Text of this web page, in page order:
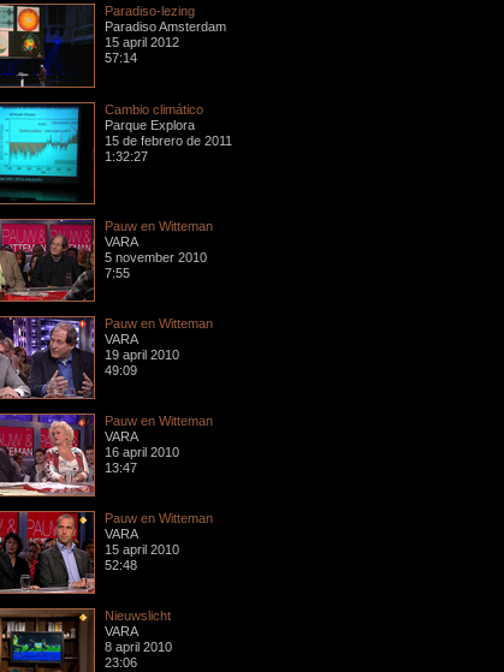
Paradiso-lezing
Paradiso Amsterdam
15 april 2012
57:14
Cambio climático
Parque Explora
15 de febrero de 2011
1:32:27
Pauw en Witteman
VARA
5 november 2010
7:55
Pauw en Witteman
VARA
19 april 2010
49:09
Pauw en Witteman
VARA
16 april 2010
13:47
Pauw en Witteman
VARA
15 april 2010
52:48
Nieuwslicht
VARA
8 april 2010
23:06